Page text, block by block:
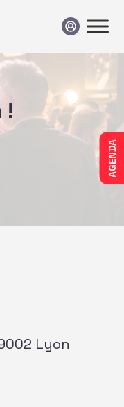
AGENDA
!
Lyon